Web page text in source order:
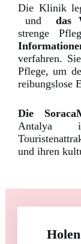
Die Klinik
und das
strenge
verfahren.
Pflege, um
reibungslose
Die
Antalya
und ihren